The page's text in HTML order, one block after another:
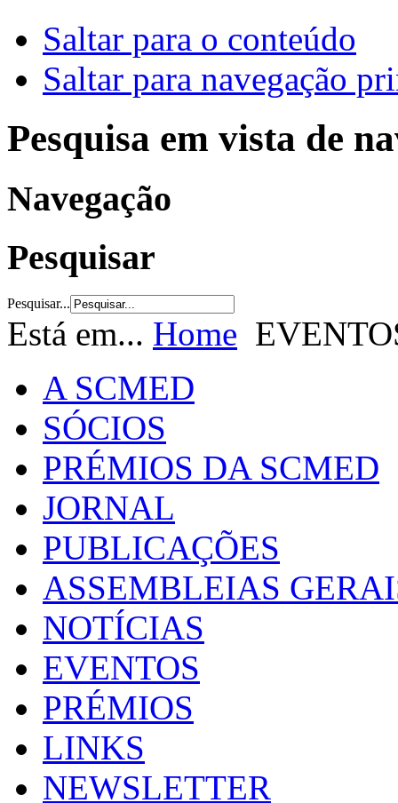
Saltar para o conteúdo
Saltar para navegação
Pesquisa em vista de
Navegação
Pesquisar
Pesquisar...
Está em... Home
A SCMED
SÓCIOS
PRÉMIOS DA SCMED
JORNAL
PUBLICAÇÕES
ASSEMBLEIAS
NOTÍCIAS
EVENTOS
PRÉMIOS
LINKS
NEWSLETTER